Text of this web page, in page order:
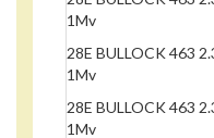
1Mv
28E BULLOCK 463
1Mv
28E BULLOCK 463
1Mv